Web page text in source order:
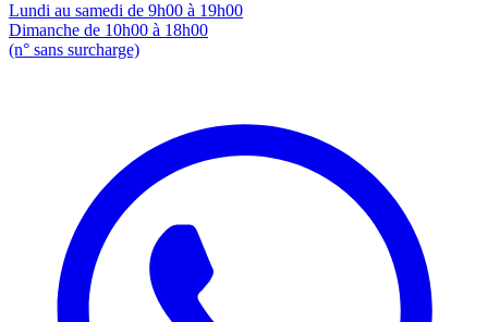
Lundi au samedi de 9h00 à 19h00
Dimanche de 10h00 à 18h00
(n° sans surcharge)